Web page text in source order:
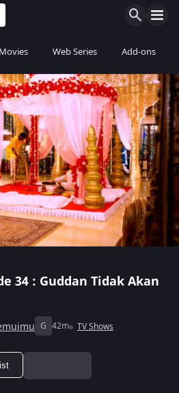
Movies Web Series Add-ons
34 : Guddan Tidak Akan
G 42m TV Shows